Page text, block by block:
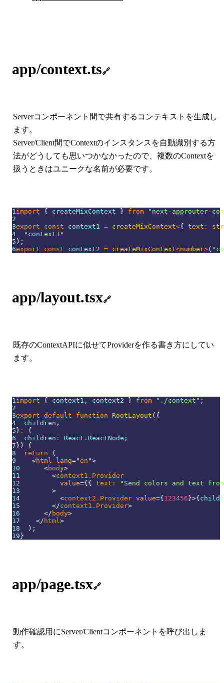
app/context.ts🔗
Serverコンポーネント間で共有するコンテキストを生成し
ます。
Server/Client間でContextのインスタンスを自動識別する方
法がどうしても思いつかなかったので、複数のContextを
扱うときはユニークな名前が必要です。
1import { createMixContext } from
"next-approuter-
2
3export const context1 = createMixContext<{ text :
4
"context1"
5 ) ;
6export const context2 = createMixContext<number>(
app/layout.tsx🔗
既存のContextAPIに似せてProviderを作る書き方にしてい
ます。
1import { context1 , context2 } from "./context" ;
2
3export default function RootLayout ( {
4
  children
,
5 } :
{
6
  children
: React . ReactNode ;
7 } )
{
8
return
(
9
<html lang="en ">
10
<body>
11
<context1.Provider
12
value={ { text :
"Send colors and text
13
>
14
<context2.Provider value={ 123456 }>{
15
</context1.Provider>
16
</ body>
17
</ html>
18
) ;
19 }
app/page.tsx🔗
動作確認用にServer/Clientコンポーネントを呼び出しま
す。